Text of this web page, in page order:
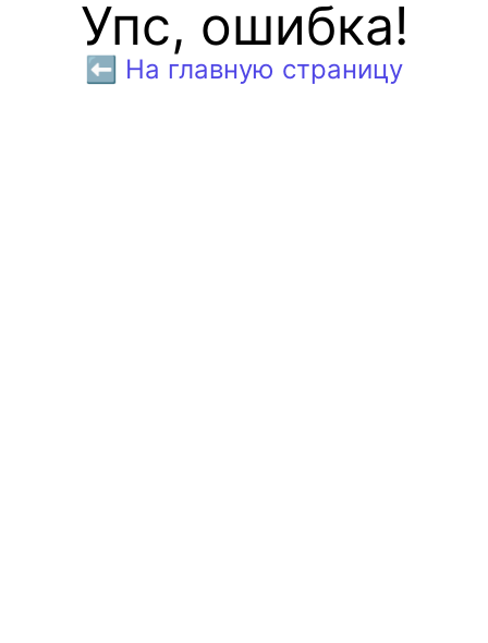
Упс, ошибка!
⬅️ На главную страницу